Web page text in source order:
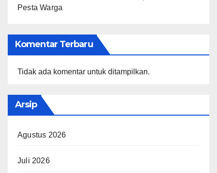
Pesta Warga
Komentar Terbaru
Tidak ada komentar untuk ditampilkan.
Arsip
Agustus 2026
Juli 2026